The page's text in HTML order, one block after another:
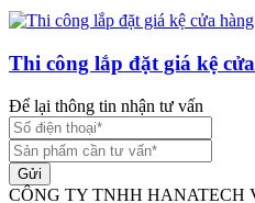
Thi công lắp đặt giá kệ
Để lại thông tin nhận tư vấn
Gửi
CÔNG TY TNHH HANATECH